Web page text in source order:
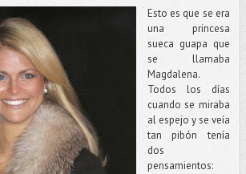
Esto es que se era
una princesa
sueca guapa que
se llamaba
Magdalena.
Todos los días
cuando se miraba
al espejo y se veía
tan pibón tenía
dos
pensamientos: